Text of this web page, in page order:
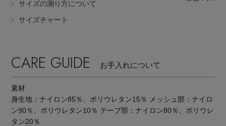
サイズの測り方について
サイズチャート
CARE GUIDE お手入れについて
素材
身生地：ナイロン85％、ポリウレタン15％ メッシュ部：ナイロ
ン90％、ポリウレタン10％ テープ部：ナイロン80％、ポリウレ
タン20％